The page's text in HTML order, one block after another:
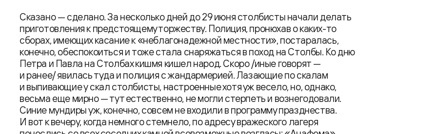
Сказано — сделано. За несколько дней до 29 июня столбисты начали делать
приготовления к предстоящему торжеству. Полиция, пронюхав о каких-то
сборах, имеющих касание к «неблагонадежной местности», постаралась,
конечно, обеспокоиться и тоже стала снаряжаться в поход на Столбы. Ко дню
Петра и Павла на Столбах кишмя кишел народ. Скоро /иные говорят —
и ранее/ явилась туда и полиция с жандармерией. Лазающие по скалам
и выпивающие у скал столбисты, настроенные хотя уж весело, но, однако,
весьма еще мирно — тут естественно, не могли стерпеть и вознегодовали.
Синие мундиры уж, конечно, совсем не входили в программу празднества.
И вот к вечеру, когда немного стемнело, по адресу вражеского лагеря